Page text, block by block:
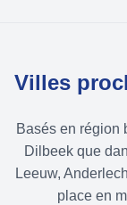
Villes
Basés en région
Dilbeek que
Leeuw,
place en